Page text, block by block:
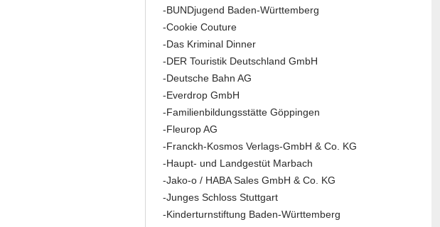
-BUNDjugend Baden-Württemberg
-Cookie Couture
-Das Kriminal Dinner
-DER Touristik Deutschland GmbH
-Deutsche Bahn AG
-Everdrop GmbH
-Familienbildungsstätte Göppingen
-Fleurop AG
-Franckh-Kosmos Verlags-GmbH & Co. KG
-Haupt- und Landgestüt Marbach
-Jako-o / HABA Sales GmbH & Co. KG
-Junges Schloss Stuttgart
-Kinderturnstiftung Baden-Württemberg